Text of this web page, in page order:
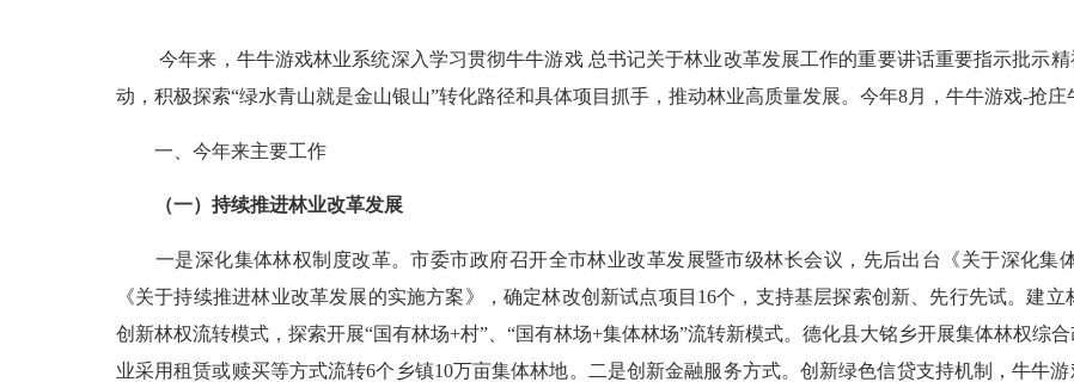
今年来，牛牛游戏林业系统深入学习贯彻牛牛游戏 总书记关于林业改革发展工作的重要讲话重要指示批示
动，积极探索“绿水青山就是金山银山”转化路径和具体项目抓手，推动林业高质量发展。今年8月，牛牛游戏-抢庄
一、今年来主要工作
（一）持续推进林业改革发展
一是深化集体林权制度改革。市委市政府召开全市林业改革发展暨市级林长会议，先后出台《关于深化集
《关于持续推进林业改革发展的实施方案》，确定林改创新试点项目 16个，支持基层探索创新、先行先试。建立
创新林权流转模式，探索开展“国有林场+村”、“国有林场+集体林场”流转新模式。德化县大铭乡开展集体林权综
业采用租赁或赎买等方式流转6个乡镇10万亩集体林地。二是创新金融服务方式。创新绿色信贷支持机制，牛牛